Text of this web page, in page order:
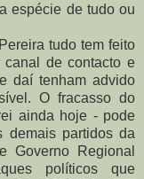
espécie de tudo ou
tudo tem feito
canal de contacto e
daí tenham advido
O fracasso do
ainda hoje - pode
partidos da
Regional
políticos que